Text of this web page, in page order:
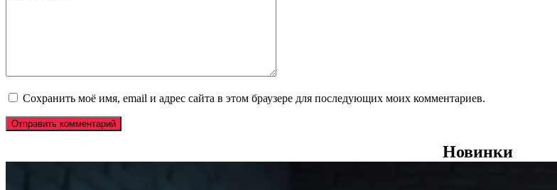
Сохранить моё имя, email и адрес сайта в этом браузере для последующих моих комментариев.
Новинки